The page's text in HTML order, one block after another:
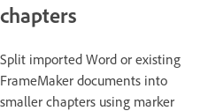
chapters
Split imported Word or existing
FrameMaker documents into
smaller chapters using marker